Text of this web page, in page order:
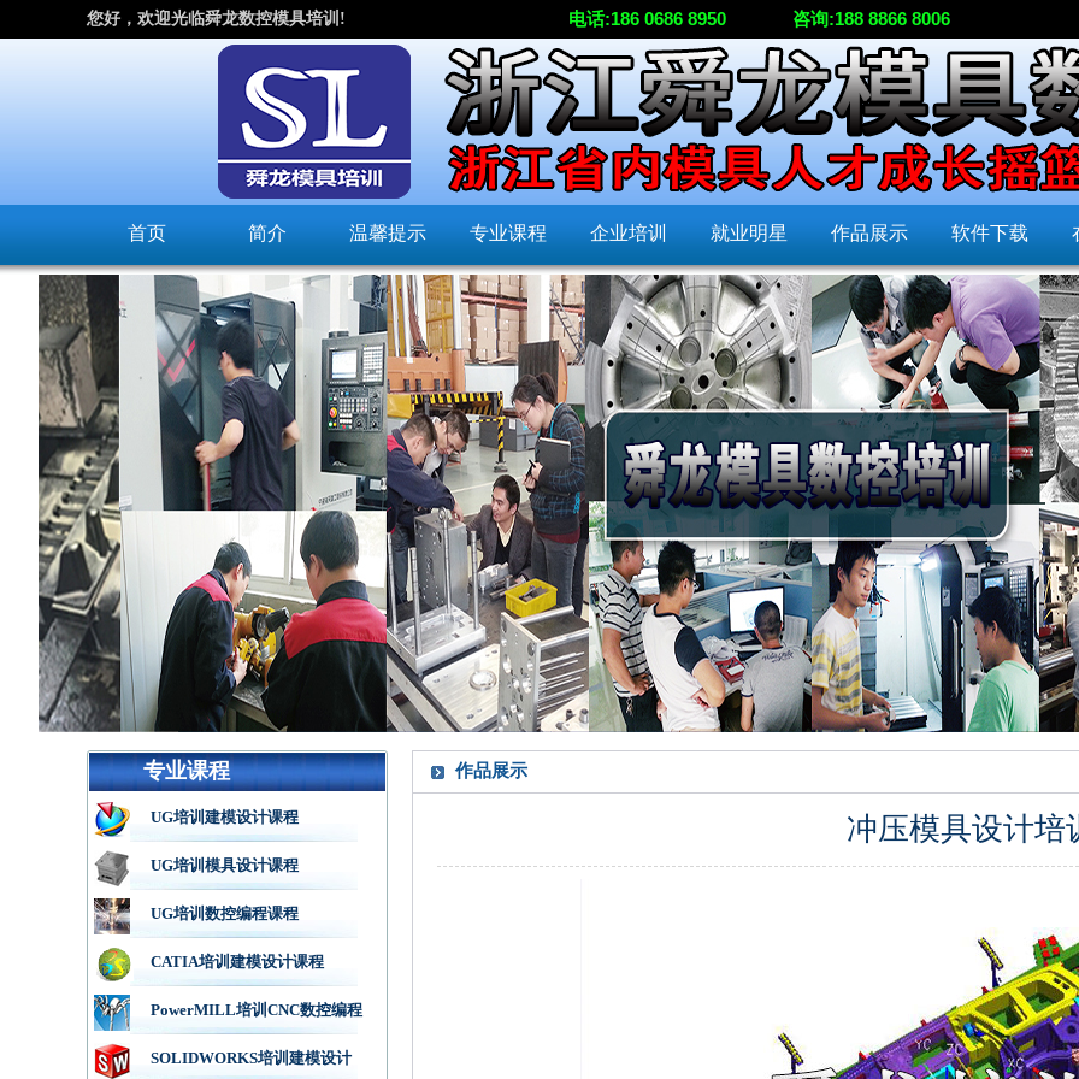
您好，欢迎光临舜龙数控模具培训! 电话:186 0686 8950 咨询:188 8866 8006
首页 简介 温馨提示 专业课程 企业培训 就业明星 作品展示 软件下载
专业课程
UG培训建模设计课程
UG培训模具设计课程
UG培训数控编程课程
CATIA培训建模设计课程
PowerMILL培训CNC数控编程
SOLIDWORKS培训建模设计
作品展示
冲压模具设计培